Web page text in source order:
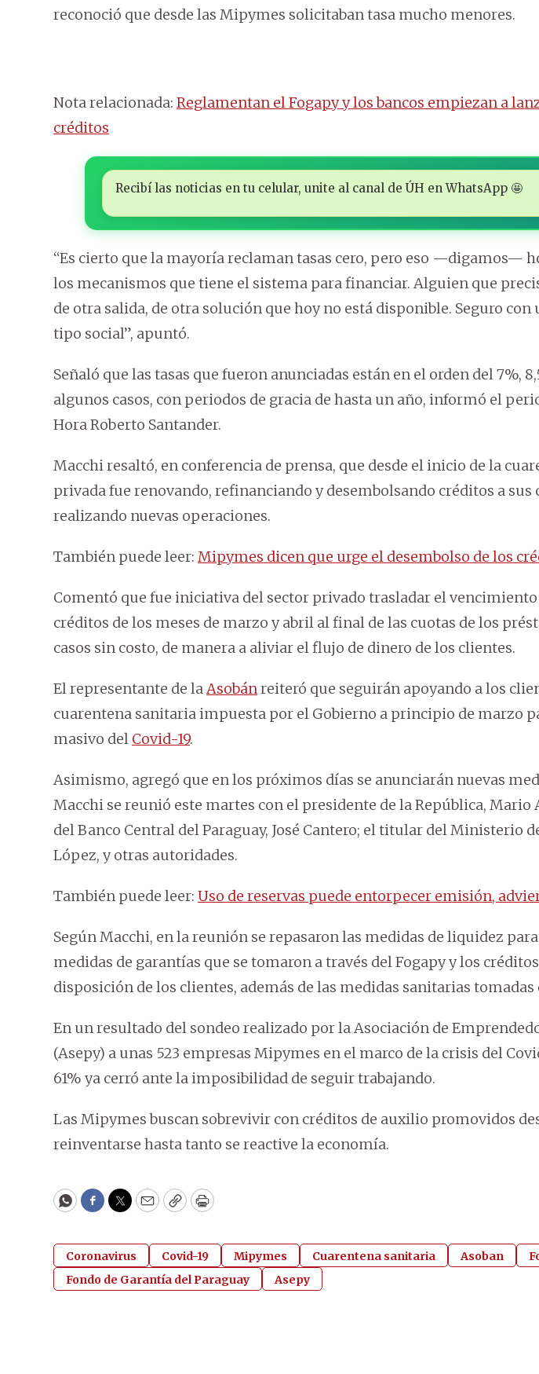
reconoció que desde las Mipymes solicitaban tasa mucho menores.
Nota relacionada: Reglamentan el Fogapy y los bancos empiezan a
créditos
Recibí las noticias en tu celular, unite al canal de ÚH en WhatsApp 🤩
“Es cierto que la mayoría reclaman tasas cero, pero eso —digamos—
los mecanismos que tiene el sistema para financiar. Alguien que
de otra salida, de otra solución que hoy no está disponible. Seguro
tipo social”, apuntó.
Señaló que las tasas que fueron anunciadas están en el orden del 7%,
algunos casos, con periodos de gracia de hasta un año, informó el
Hora Roberto Santander.
Macchi resaltó, en conferencia de prensa, que desde el inicio de la
privada fue renovando, refinanciando y desembolsando créditos a sus
realizando nuevas operaciones.
También puede leer: Mipymes dicen que urge el desembolso de los
Comentó que fue iniciativa del sector privado trasladar el vencimiento
créditos de los meses de marzo y abril al final de las cuotas de los
casos sin costo, de manera a aliviar el flujo de dinero de los clientes.
El representante de laAsobánreiteró que seguirán apoyando a los
cuarentena sanitaria impuesta por el Gobierno a principio de marzo
masivo del Covid-19.
Asimismo, agregó que en los próximos días se anunciarán nuevas
Macchi se reunió este martes con el presidente de la República, Mario
del Banco Central del Paraguay, José Cantero; el titular del Ministerio
López, y otras autoridades.
También puede leer: Uso de reservas puede entorpecer emisión,
Según Macchi, en la reunión se repasaron las medidas de liquidez
medidas de garantías que se tomaron a través del Fogapy y los
disposición de los clientes, además de las medidas sanitarias tomadas
En un resultado del sondeo realizado por la Asociación de
(Asepy) a unas 523 empresas Mipymes en el marco de la crisis del
61% ya cerró ante la imposibilidad de seguir trabajando.
Las Mipymes buscan sobrevivir con créditos de auxilio promovidos
reinventarse hasta tanto se reactive la economía.
WhatsApp
Facebook
Twitter
EmailCopyPrint
Coronavirus Covid-19 Mipymes Cuarentena sanitaria Asoban
Fondo de Garantía del Paraguay
Asepy